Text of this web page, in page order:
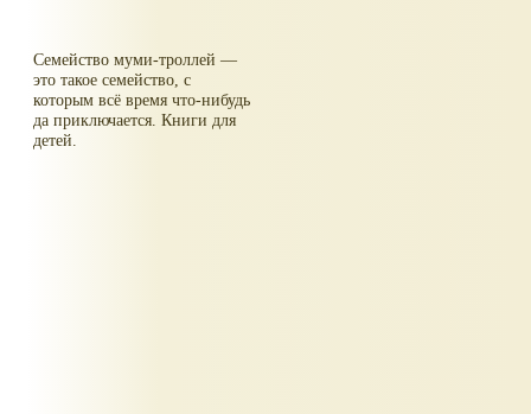
Семейство муми-троллей —
это такое семейство, с
которым всё время что-нибудь
да приключается. Книги для
детей.